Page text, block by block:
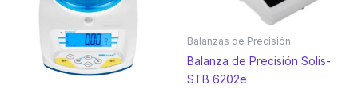
Balanzas de Precisión
Balanza de Precisión Solis-
STB 6202e